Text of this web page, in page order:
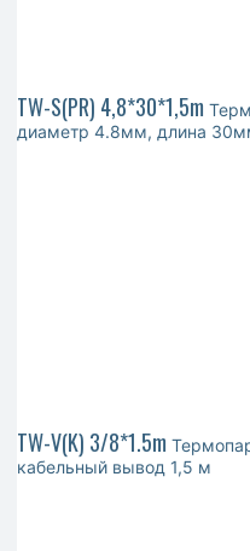
TW-S(PR) 4,8*30*1,5m
диаметр 4.8мм, длина
TW-V(K) 3/8*1.5m
кабельный вывод 1,5 м